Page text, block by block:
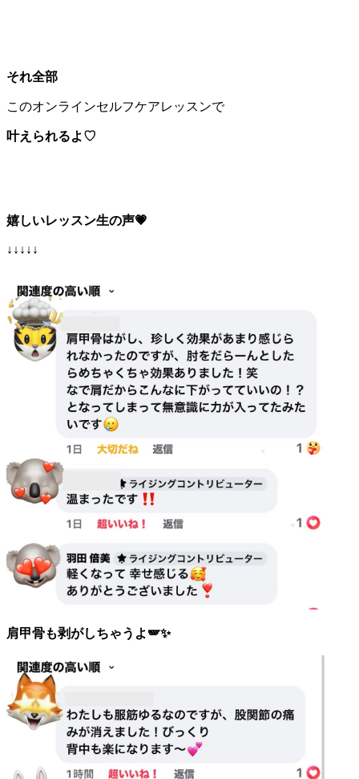
それ全部
このオンラインセルフケアレッスンで
叶えられるよ♡
嬉しいレッスン生の声💗
↓↓↓↓↓
肩甲骨も剥がしちゃうよ🪽✨